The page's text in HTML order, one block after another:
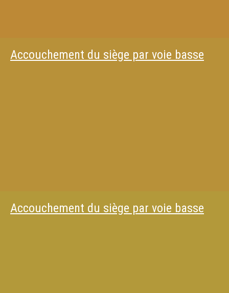
Accouchement du siège par voie basse
Accouchement du siège par voie basse